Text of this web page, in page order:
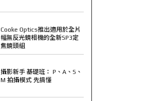
Cooke Optics推出適用於全片
幅無反光鏡相機的全新SP3定
焦鏡頭組
攝影新手 基礎班： P、A、S、
M 拍攝模式 先搞懂